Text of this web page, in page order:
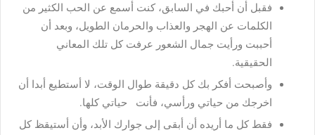
فقبل أن أحبك في السابق، كنت أسمع عن الحب الكثير من
الكلمات عن الهجر والعذاب والحرمان الطويل، وبعد أن
أحببت ورأيت جمال الشعور عرفت كل تلك المعاني
الحقيقية.
وأصبحت أفكر بك كل دقيقة طوال الوقت، لا أستطيع أبدا أن
اخرجك من حياتي ورأسي، فأنت حياتي كلها.
فقط كل ما أريده أن أبقى إلى جوارك الأبد، وأن أستيقظ كل